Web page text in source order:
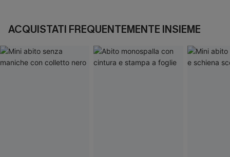
ACQUISTATI FREQUENTEMENTE INSIEME